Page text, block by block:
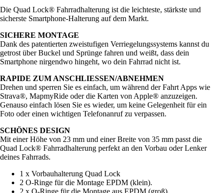
Die Quad Lock® Fahrradhalterung ist die leichteste, stärkste und
sicherste Smartphone-Halterung auf dem Markt.
SICHERE MONTAGE
Dank des patentierten zweistufigen Verriegelungssystems kannst du
getrost über Buckel und Sprünge fahren und weißt, dass dein
Smartphone nirgendwo hingeht, wo dein Fahrrad nicht ist.
RAPIDE ZUM ANSCHLIESSEN/ABNEHMEN
Drehen und sperren Sie es einfach, um während der Fahrt Apps wie
Strava®, MapmyRide oder die Karten von Apple® anzuzeigen.
Genauso einfach lösen Sie es wieder, um keine Gelegenheit für ein
Foto oder einen wichtigen Telefonanruf zu verpassen.
SCHÖNES DESIGN
Mit einer Höhe von 23 mm und einer Breite von 35 mm passt die
Quad Lock® Fahrradhalterung perfekt an den Vorbau oder Lenker
deines Fahrrads.
1 x Vorbauhalterung Quad Lock
2 O-Ringe für die Montage EPDM (klein).